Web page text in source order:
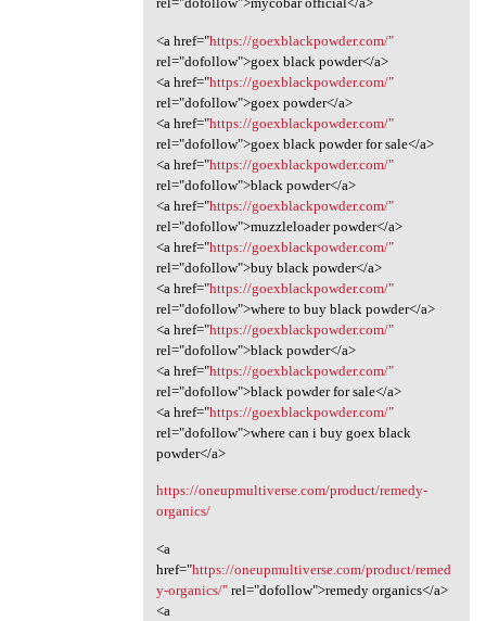
<a href="https://goexblackpowder.com/"
rel="dofollow">goex black powder</a>
<a href="https://goexblackpowder.com/"
rel="dofollow">goex powder</a>
<a href="https://goexblackpowder.com/"
rel="dofollow">goex black powder for sale</a>
<a href="https://goexblackpowder.com/"
rel="dofollow">black powder</a>
<a href="https://goexblackpowder.com/"
rel="dofollow">muzzleloader powder</a>
<a href="https://goexblackpowder.com/"
rel="dofollow">buy black powder</a>
<a href="https://goexblackpowder.com/"
rel="dofollow">where to buy black powder</a>
<a href="https://goexblackpowder.com/"
rel="dofollow">black powder</a>
<a href="https://goexblackpowder.com/"
rel="dofollow">black powder for sale</a>
<a href="https://goexblackpowder.com/"
rel="dofollow">where can i buy goex black
powder</a>
https://oneupmultiverse.com/product/remedy-
organics/
<a
href="https://oneupmultiverse.com/product/remed
y-organics/"rel="dofollow">remedy organics</a>
<a